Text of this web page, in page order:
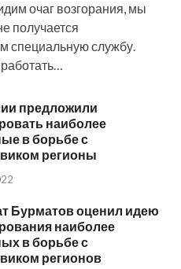
очаг возгорания, мы
получается
специальную службу.
предложили
наиболее
в борьбе с
регионы
Бурматов оценил идею
наиболее
в борьбе с
регионов